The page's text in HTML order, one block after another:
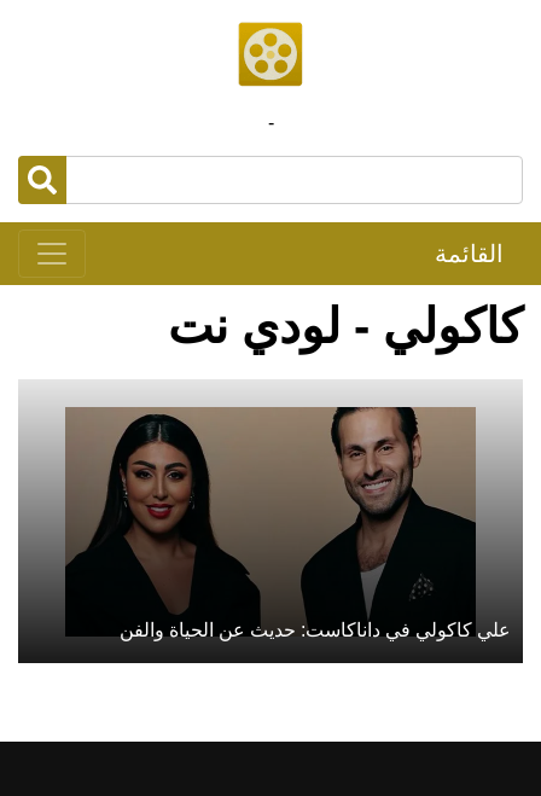
-
القائمة
كاكولي - لودي نت
علي كاكولي في داناكاست: حديث عن الحياة والفن